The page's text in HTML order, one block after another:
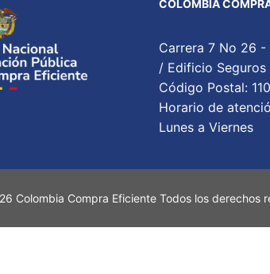
COLOMBIA
Carrera 7 No 26
/ Edificio Seguros
Código Postal:
Horario de
Lunes a Viernes
Colombia Compra Eficiente Todos los derechos